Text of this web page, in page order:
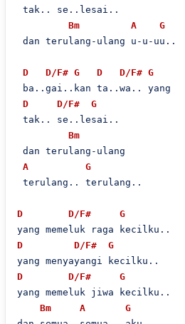
tak.. se..lesai..
Bm
A
G
dan terulang-ulang u-u-uu..
D D/F# G D D/F# G
ba..gai..kan ta..wa.. yang
D
D/F#
G
tak.. se..lesai..
Bm
dan terulang-ulang
A
G
terulang.. terulang..
D D/F#
G
D
D/F#
G
D
D/F#
G
yang memeluk jiwa kecilku..
Bm
A
G